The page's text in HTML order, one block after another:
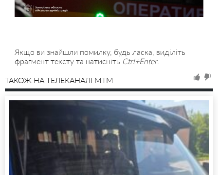
Якщо ви знайшли помилку, будь ласка, виділіть
фрагмент тексту та натисніть Ctrl+Enter.
ТАКОЖ НА ТЕЛЕКАНАЛІ MTM